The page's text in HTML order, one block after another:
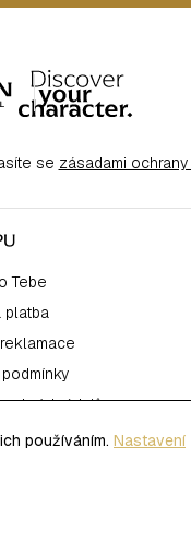
používáním. Nastavení
se zásadami ochrany
Tebe
platba
údajů